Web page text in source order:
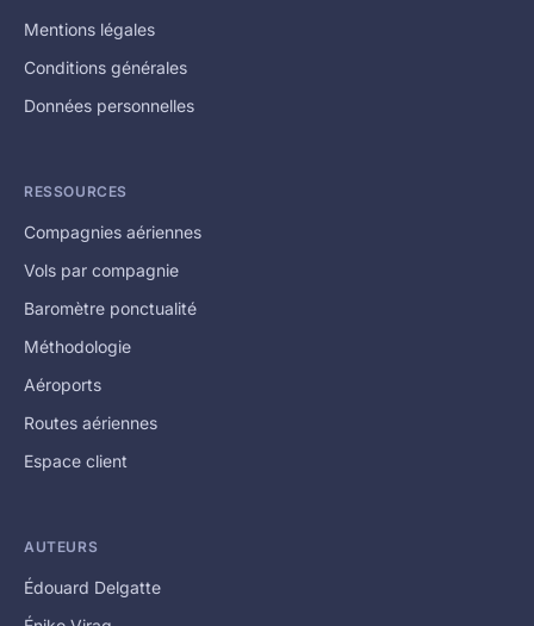
Mentions légales
Conditions générales
Données personnelles
RESSOURCES
Compagnies aériennes
Vols par compagnie
Baromètre ponctualité
Méthodologie
Aéroports
Routes aériennes
Espace client
AUTEURS
Édouard Delgatte